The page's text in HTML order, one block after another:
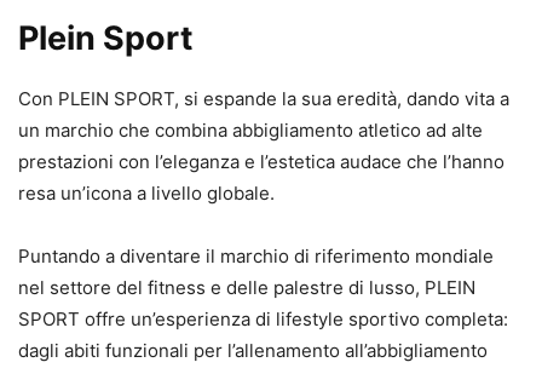
Plein Sport
Con PLEIN SPORT, si espande la sua eredità, dando vita a
un marchio che combina abbigliamento atletico ad alte
prestazioni con l’eleganza e l’estetica audace che l’hanno
resa un’icona a livello globale.
Puntando a diventare il marchio di riferimento mondiale
nel settore del fitness e delle palestre di lusso, PLEIN
SPORT offre un’esperienza di lifestyle sportivo completa:
dagli abiti funzionali per l’allenamento all’abbigliamento